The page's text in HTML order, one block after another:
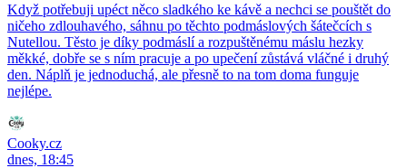
Když potřebuji upéct něco sladkého ke kávě a nechci se pouštět do
ničeho zdlouhavého, sáhnu po těchto podmáslových šátečcích s
Nutellou. Těsto je díky podmáslí a rozpuštěnému máslu hezky
měkké, dobře se s ním pracuje a po upečení zůstává vláčné i druhý
den. Náplň je jednoduchá, ale přesně to na tom doma funguje
nejlépe.
Cooky.cz
dnes, 18:45